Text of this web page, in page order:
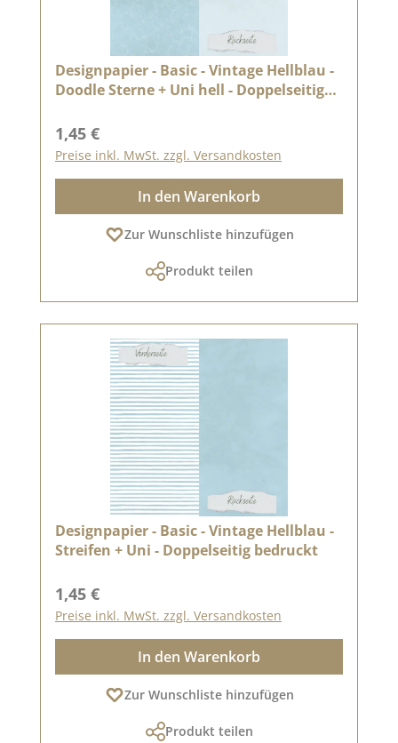
Designpapier - Basic - Vintage Hellblau -
Doodle Sterne + Uni hell - Doppelseitig
Regulärer Preis:
1,45 €
Preise inkl. MwSt. zzgl. Versandkosten
In den Warenkorb
Zur Wunschliste hinzufügen
Produkt teilen
Designpapier - Basic - Vintage Hellblau -
Streifen + Uni - Doppelseitig bedruckt
Regulärer Preis:
1,45 €
Preise inkl. MwSt. zzgl. Versandkosten
In den Warenkorb
Zur Wunschliste hinzufügen
Produkt teilen